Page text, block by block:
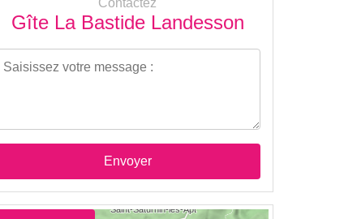
Contactez
Gîte La Bastide Landesson
Envoyer